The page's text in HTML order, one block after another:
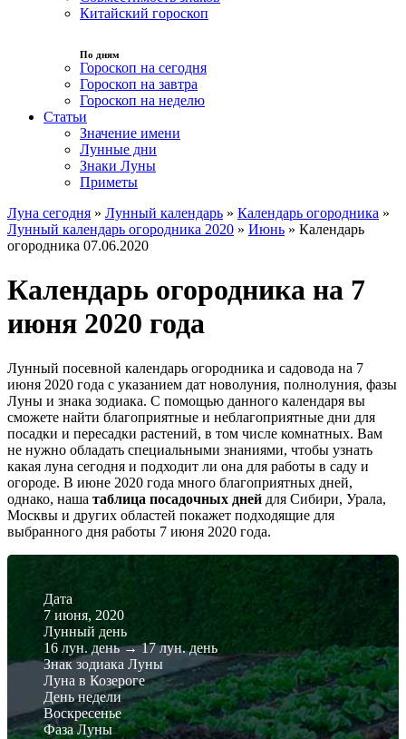
Китайский гороскоп
По дням
Гороскоп на сегодня
Гороскоп на завтра
Гороскоп на неделю
Статьи
Значение имени
Лунные дни
Знаки Луны
Приметы
Луна сегодня » Лунный календарь » Календарь огородника »
Лунный календарь огородника 2020 » Июнь » Календарь
огородника 07.06.2020
Календарь огородника на 7
июня 2020 года
Лунный посевной календарь огородника и садовода на 7
июня 2020 года с указанием дат новолуния, полнолуния, фазы
Луны и знака зодиака. С помощью данного календаря вы
сможете найти благоприятные и неблагоприятные дни для
посадки и пересадки растений, в том числе комнатных. Вам
не нужно обладать специальными знаниями, чтобы узнать
какая луна сегодня и подходит ли она для работы в саду и
огороде. В июне 2020 года много благоприятных дней,
однако, наша таблица посадочных дней для Сибири, Урала,
Москвы и других областей покажет подходящие для
выбранного дня работы 7 июня 2020 года.
Дата
7 июня, 2020
Лунный день
16 лун. день→17 лун. день
Знак зодиака Луны
Луна в Козероге
День недели
Воскресенье
Фаза Луны